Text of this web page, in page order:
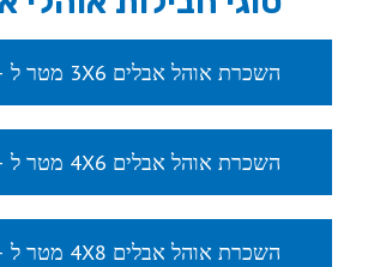
השכרת אוהל אבלים 3X6 מטר ל – 30 איש
השכרת אוהל אבלים 4X6 מטר ל – 50 איש
השכרת אוהל אבלים 4X8 מטר ל – 65 איש